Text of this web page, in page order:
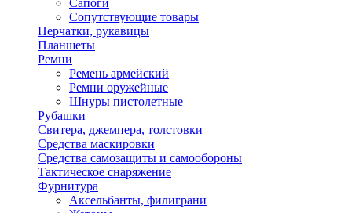
Сапоги
Сопутствующие товары
Перчатки, рукавицы
Планшеты
Ремни
Ремень армейский
Ремни оружейные
Шнуры пистолетные
Рубашки
Свитера, джемпера, толстовки
Средства маскировки
Средства самозащиты и самообороны
Тактическое снаряжение
Фурнитура
Аксельбанты, филиграни